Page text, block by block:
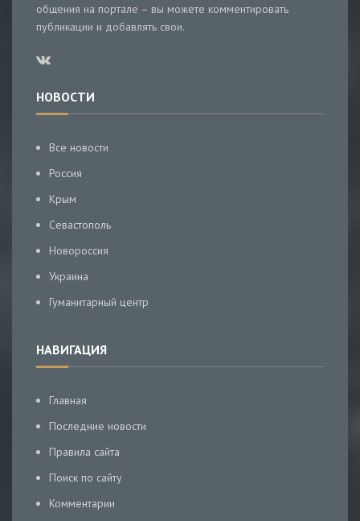
общения на портале – вы можете комментировать
публикации и добавлять свои.
НОВОСТИ
Все новости
Россия
Крым
Севастополь
Новороссия
Украина
Гуманитарный центр
НАВИГАЦИЯ
Главная
Последние новости
Правила сайта
Поиск по сайту
Комментарии